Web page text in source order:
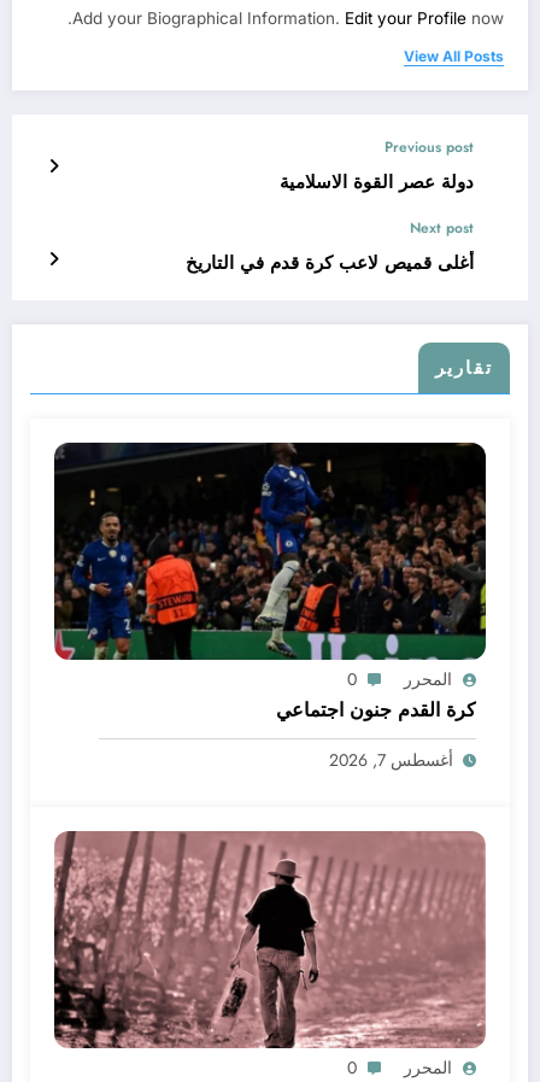
Add your Biographical Information. Edit your Profile now.
View All Posts
Previous post
دولة عصر القوة الاسلامية
Next post
أغلى قميص لاعب كرة قدم في التاريخ
تقارير
المحرر 0
كرة القدم جنون اجتماعي
أغسطس 7, 2026
المحرر 0